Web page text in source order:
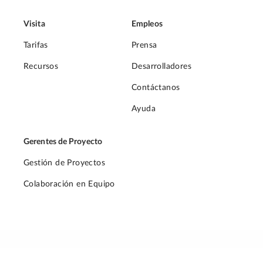
Visita
Tarifas
Recursos
Empleos
Prensa
Desarrolladores
Contáctanos
Ayuda
Gerentes de Proyecto
Gestión de Proyectos
Colaboración en Equipo